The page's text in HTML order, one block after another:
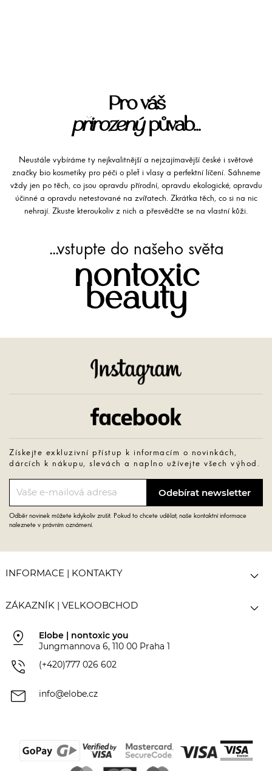
Pro váš
přirozenýpůvab...
Neustále vybíráme ty nejkvalitnější a nejzajímavější české i světové
značky bio kosmetiky pro péči o pleť i vlasy a perfektní líčení. Sáhneme
vždy jen po těch, co jsou opravdu přírodní, opravdu ekologické, opravdu
účinné a opravdu netestované na zvířatech. Zkrátka těch, co si na nic
nehrají. Zkuste kteroukoliv z nich a přesvědčte se na vlastní kůži.
...vstupte do našeho světa
nontoxic
beauty
Získejte exkluzivní přístup k informacím o novinkách,
dárcích k nákupu, slevách a naplno užívejte všech výhod.
Odběr novinek můžete kdykoliv zrušit. Pokud to chcete udělat, naše kontaktní informace
naleznete v právním oznámení.
INFORMACE | KONTAKTY 
ZÁKAZNÍK | VELKOOBCHOD 
pin_drop
Elobe | nontoxic you
Jungmannova 6, 110 00 Praha 1
phone_in_talk (+420)777 026 602
mail info@elobe.cz